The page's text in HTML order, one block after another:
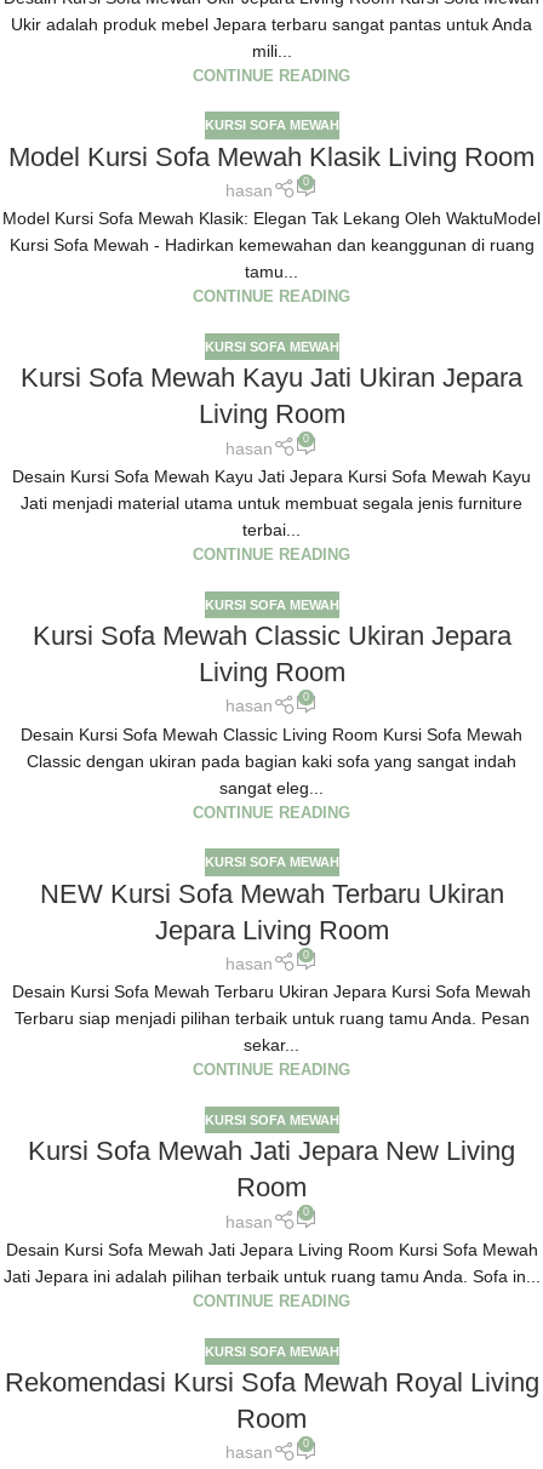
Ukir adalah produk mebel Jepara terbaru sangat pantas untuk Anda
mili...
CONTINUE READING
KURSI SOFA MEWAH
Model Kursi Sofa Mewah Klasik Living Room
hasan 0
Model Kursi Sofa Mewah Klasik: Elegan Tak Lekang Oleh WaktuModel
Kursi Sofa Mewah - Hadirkan kemewahan dan keanggunan di ruang
tamu...
CONTINUE READING
KURSI SOFA MEWAH
Kursi Sofa Mewah Kayu Jati Ukiran Jepara
Living Room
hasan 0
Desain Kursi Sofa Mewah Kayu Jati Jepara Kursi Sofa Mewah Kayu
Jati menjadi material utama untuk membuat segala jenis furniture
terbai...
CONTINUE READING
KURSI SOFA MEWAH
Kursi Sofa Mewah Classic Ukiran Jepara
Living Room
hasan 0
Desain Kursi Sofa Mewah Classic Living Room Kursi Sofa Mewah
Classic dengan ukiran pada bagian kaki sofa yang sangat indah
sangat eleg...
CONTINUE READING
KURSI SOFA MEWAH
NEW Kursi Sofa Mewah Terbaru Ukiran
Jepara Living Room
hasan 0
Desain Kursi Sofa Mewah Terbaru Ukiran Jepara Kursi Sofa Mewah
Terbaru siap menjadi pilihan terbaik untuk ruang tamu Anda. Pesan
sekar...
CONTINUE READING
KURSI SOFA MEWAH
Kursi Sofa Mewah Jati Jepara New Living
Room
hasan 0
Desain Kursi Sofa Mewah Jati Jepara Living Room Kursi Sofa Mewah
Jati Jepara ini adalah pilihan terbaik untuk ruang tamu Anda. Sofa in...
CONTINUE READING
KURSI SOFA MEWAH
Rekomendasi Kursi Sofa Mewah Royal Living
Room
hasan 0